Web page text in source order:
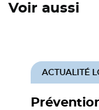
Voir aussi
ACTUALITÉ